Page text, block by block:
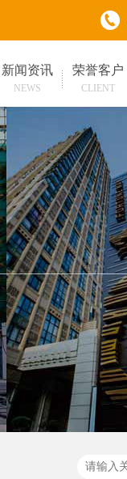
新闻资讯
NEWS
荣誉客户
CLIENT